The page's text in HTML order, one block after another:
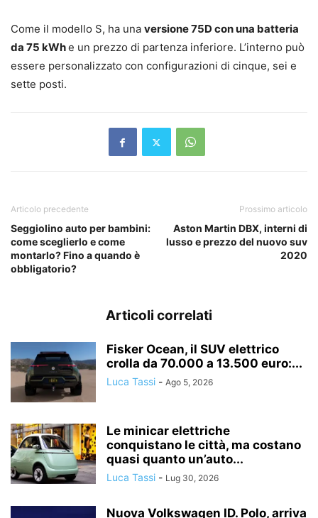
Come il modello S, ha una versione 75D con una batteria
da 75 kWhe un prezzo di partenza inferiore. L’interno può
essere personalizzato con configurazioni di cinque, sei e
sette posti.
Articolo precedente
Seggiolino auto per bambini:
come sceglierlo e come
montarlo? Fino a quando è
obbligatorio?
Prossimo articolo
Aston Martin DBX, interni di
lusso e prezzo del nuovo suv
2020
Articoli correlati
Fisker Ocean, il SUV elettrico
crolla da 70.000 a 13.500 euro:...
Luca Tassi - Ago 5, 2026
Le minicar elettriche
conquistano le città, ma costano
quasi quanto un’auto...
Luca Tassi - Lug 30, 2026
Nuova Volkswagen ID. Polo, arriva